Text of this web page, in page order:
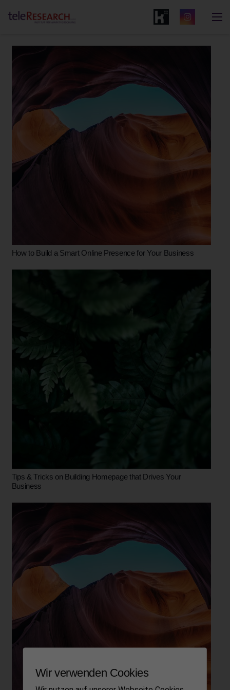
How to Build a Smart Online Presence for Your Business
Tips & Tricks on Building Homepage that Drives Your
Business
Wir verwenden Cookies